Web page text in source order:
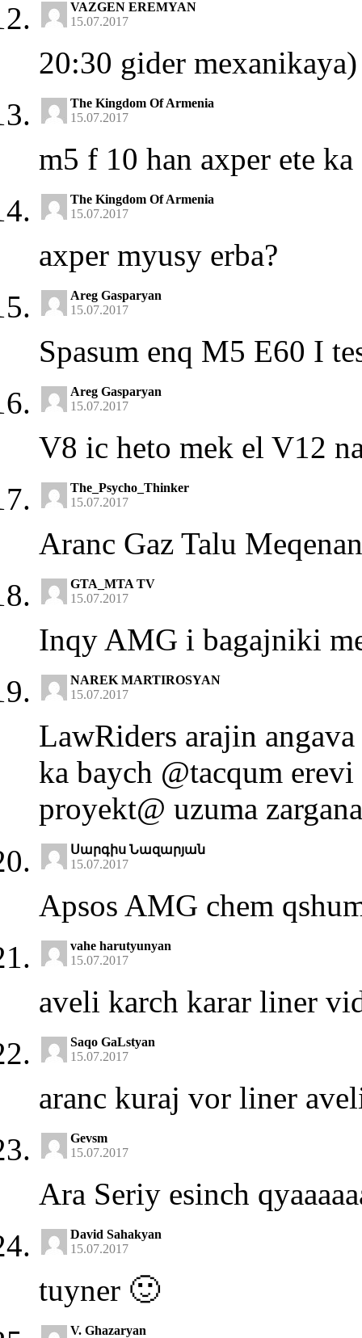
VAZGEN EREMYAN
15.07.2017
20:30 gider mexanikaya)
The Kingdom Of Armenia
15.07.2017
m5 f 10 han axper ete
The Kingdom Of Armenia
15.07.2017
axper myusy erba?
Areg Gasparyan
15.07.2017
Spasum enq M5 E60 I
Areg Gasparyan
15.07.2017
V8 ic heto mek el V12
The_Psycho_Thinker
15.07.2017
Aranc Gaz Talu
GTA_MTA TV
15.07.2017
Inqy AMG i bagajniki
NAREK MARTIROSYAN
15.07.2017
LawRiders arajin
ka baych @tacqum
proyekt@ uzuma
Սարգիս Նազարյան
15.07.2017
Apsos AMG chem
vahe harutyunyan
15.07.2017
aveli karch karar liner
Saqo GaLstyan
15.07.2017
aranc kuraj vor liner
Gevsm
15.07.2017
Ara Seriy esinch
David Sahakyan
15.07.2017
tuyner 🙂
V. Ghazaryan